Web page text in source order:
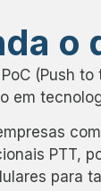
o
(Push
em
PTT,
para